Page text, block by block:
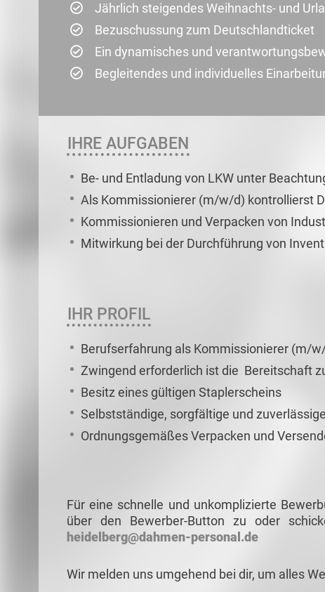
Jährlich steigendes Weihnachts- und
Bezuschussung zum Deutschlandticket
Ein dynamisches und
Begleitendes und individuelles
IHRE AUFGABEN
Be- und Entladung von LKW unter
Als Kommissionierer (m/w/d) kontrollierst
Kommissionieren und Verpacken von
Mitwirkung bei der Durchführung von
IHR PROFIL
Berufserfahrung als Kommissionierer (m/
Zwingend erforderlich ist die Bereitschaft
Besitz eines gültigen Staplerscheins
Selbstständige, sorgfältige und
Ordnungsgemäßes Verpacken und
Für eine schnelle und unkomplizierte
über den Bewerber-Button zu oder
heidelberg@dahmen-personal.de
Wir melden uns umgehend bei dir, um alles